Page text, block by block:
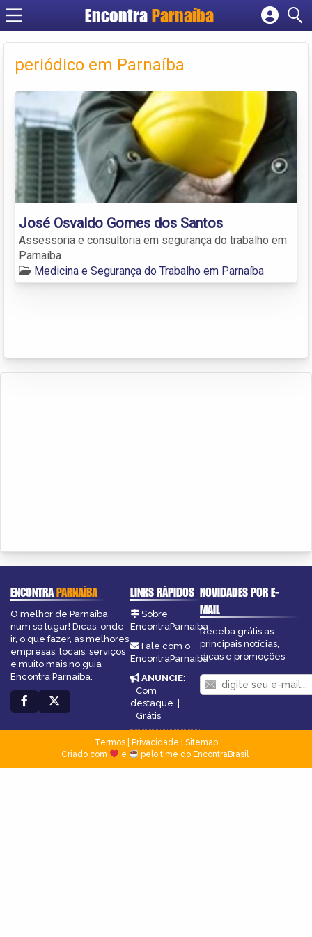
Encontra Parnaíba
Cadastrar empresa
Criar conta
periódico em Parnaíba
José Osvaldo Gomes dos Santos
Assessoria e consultoria em segurança do trabalho em
Parnaíba .
Medicina e Segurança do Trabalho em Parnaíba
ENCONTRAPARNAÍBA
O melhor de Parnaíba
num só lugar! Dicas, onde
ir, o que fazer, as melhores
empresas, locais, serviços
e muito mais no guia
Encontra Parnaíba.
LINKS RÁPIDOS
Sobre
EncontraParnaíba
Fale com o
EncontraParnaíba
ANUNCIE:
Com
destaque |
Grátis
NOVIDADES POR E-
MAIL
Receba grátis as
principais notícias,
dicas e promoções
Termos| Privacidade
Sitemap
Criado com
e pelo time do EncontraBrasil